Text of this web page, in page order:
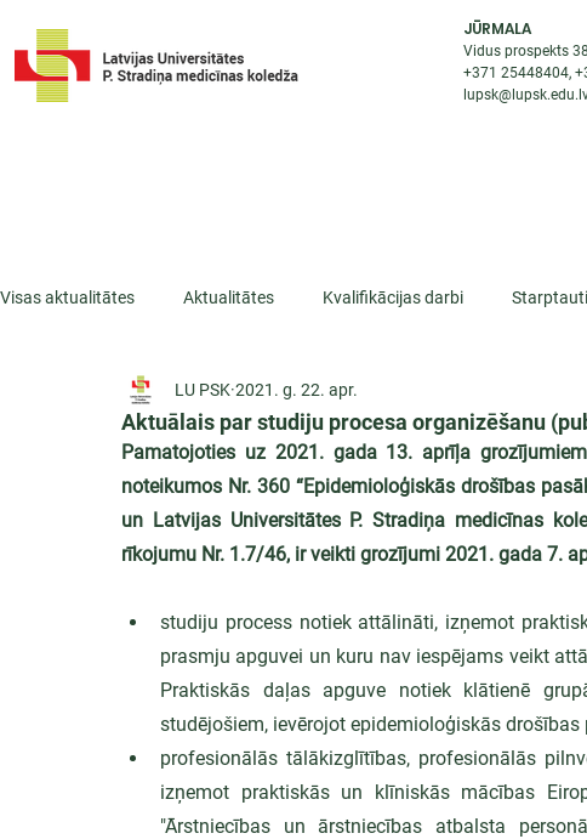
JŪRMALA
Vidus prospekts
+371 25448404,
Visas aktualitātes Aktualitātes Kvalifikācijas darbi
ESF projekti Iepazīsti profesiju
Aktuālais par studiju procesa organizēšanu
LU PSK 2021. g. 22. apr.
Pamatojoties uz 2021. gada 13. aprīļa
noteikumos Nr. 360 “Epidemioloģiskās drošības
un Latvijas Universitātes P. Stradiņa medicīnas
rīkojumu Nr. 1.7/46, ir veikti grozījumi 2021. gada 7.
studiju process notiek attālināti, izņemot
prasmju apguvei un kuru nav iespējams veikt
Praktiskās daļas apguve notiek klātienē
studējošiem, ievērojot epidemioloģiskās drošības
profesionālās tālākizglītības, profesionālās
izņemot praktiskās un klīniskās mācības
"Ārstniecības un ārstniecības atbalsta